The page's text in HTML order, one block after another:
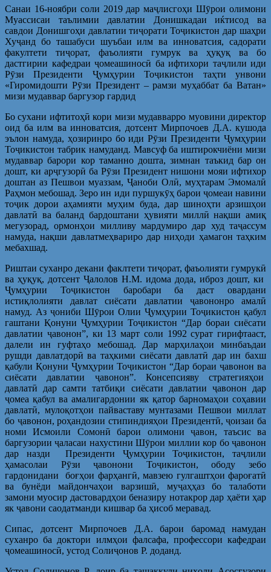
Санаи 16-ноябри соли 2019 дар маҷлисгоҳи Шӯрои олимони
Муассисаи таълимии давлатии Донишкадаи иќтисод ва
савдои Донишгоҳи давлатии тиҷорати Тоҷикистон дар шаҳри
Хуҷанд бо ташабуси шуъбаи илм ва инноватсия, садорати
факултети тиҷорат, фаъолияти гумрук ва ҳуқуқ ва бо
дастгирии кафедраи ҷомеашиносӣ ба ифтихори таҷлили иди
Рӯзи Президенти Ҷумҳурии Тоҷикистон таҳти унвони
«Гиромидошти Рӯзи Президент – рамзи муҳаббат ба Ватан»
мизи мудаввар баргузор гардид
Бо сухани ифтитоҳӣ кори мизи мудавварро муовини директор
оид ба илм ва инноватсия, дотсент Мирпочоев Д.А. кушода
эълон намуда, ҳозиринро бо иди Рӯзи Президенти Ҷумҳурии
Тоҷикистон табрик намуданд. Мавсуф ба иштирокчиёни мизи
мудаввар барори кор таманно дошта, зимнан таъкид бар он
дошт, ки арҷгузорӣ ба Рӯзи Президент нишони мояи ифтихор
доштан аз Пешвои муаззам, Ҷаноби Олӣ, муҳтарам Эмомалӣ
Раҳмон мебошад. Зеро ин иди пуршукӯҳ барои ҷомеаи навини
тоҷик дорои аҳамияти муҳим буда, дар шиноҳти арзишҳои
давлатӣ ва баланд бардоштани ҳувияти миллӣ нақши амиқ
мегузорад, ормонҳои милливу мардумиро дар худ таҷассум
намуда, нақши давлатмеҳвариро дар ниҳоди ҳамагон таҳким
мебахшад.
Риштаи суханро декани факлтети тиҷорат, фаъолияти гумрукӣ
ва ҳуқуқ, дотсент Ҷалолов Н.М. идома дода, иброз дошт, ки
Ҷумҳурии Тоҷикистон баробари ба даст овардани
истиқлолияти давлат си­ёсати давлатии ҷавононро амалӣ
намуд. Аз ҷониби Шӯрои Олии Ҷумҳурии Тоҷикистон қабул
гаштани Қонуни Ҷумҳурии Тоҷикистон “Дар бораи сиёсати
давлатии ҷавонон”, ки 13 март соли 1992 сурат гирифтааст,
далели ин гуфтаҳо мебошад. Дар марҳилаҳои минбаъдаи
рушди давлатдорӣ ва таҳкими сиёсати давлатӣ дар ин бахш
қабули Қонуни Ҷумҳурии Тоҷикистон “Дар бораи ҷавонон ва
си­ёсати давлатии ҷавонон”. Консепсияву стратегияҳои
давлатӣ дар самти татбиқи сиёсати давлатии ҷавонон дар
ҷомеа қабул ва амалигардонии як қатор барномаҳои соҳавии
давлатӣ, мулоқотҳои пайваставу мунтазами Пешвои миллат
бо ҷавонон, роҳандозии стипиндияҳои Президентӣ, ҷоизаи ба
номи Исмоили Сомонӣ барои олимони ҷавон, таъсис ва
баргузории ҷаласаи нахустини Шӯрои миллии кор бо ҷавонон
дар назди Президенти Ҷумҳурии Тоҷикистон, таҷлили
ҳамасолаи Рӯзи ҷавонони Тоҷикистон, ободу зебо
гардонидани боғҳои фарҳангӣ, мавзею гулгаштҳои фароғатӣ
ва бунёди майдончаҳои варзишӣ, муҷаҳҳаз бо талаботи
замони муосир дастовардҳои беназиру нотакрор дар ҳаёти ҳар
як ҷавони саодатманди кишвар ба ҳисоб меравад.
Сипас, дотсент Мирпочоев Д.А. барои баромад намудан
суханро ба доктори илмҳои фалсафа, профессори кафедраи
ҷомеашиносӣ, устод Солиҷонов Р. доданд.